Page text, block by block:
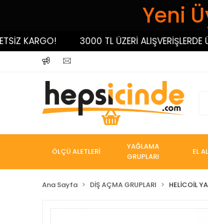
Yeni
KARGO! 3000 TL ÜZERİ ALIŞVERİŞLERDE
ÖLÇÜ ALETLERİ
YAĞLAMA
GRUPLARI
EL
Ana Sayfa DİŞ AÇMA GRUPLARI HELİCOİL